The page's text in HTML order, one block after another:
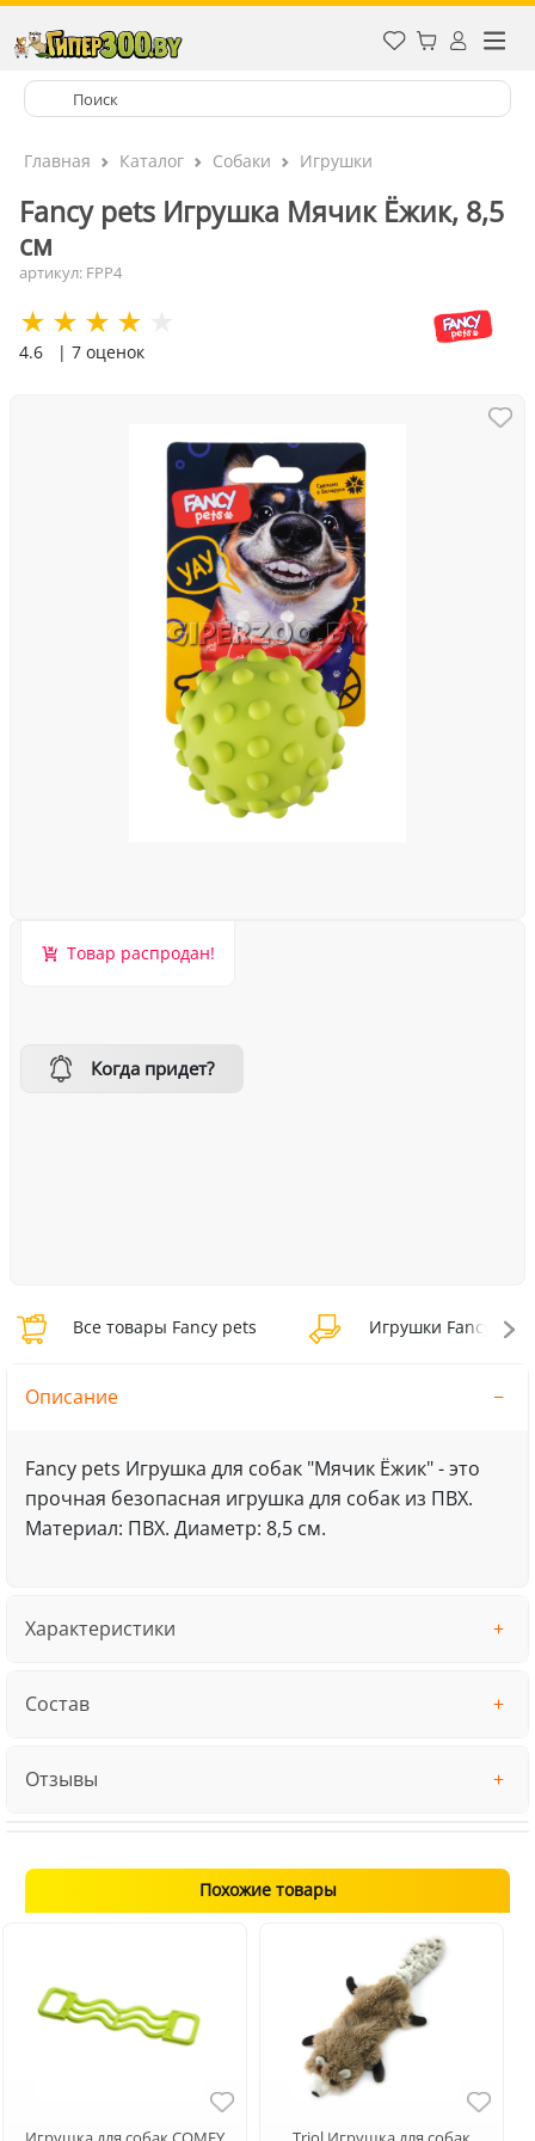
Главная Каталог Собаки Игрушки
Fancy pets Игрушка Мячик Ёжик, 8,5
см
артикул: FPP4
4.6 | 7 оценок
Товар распродан!
Когда придет?
Все товары Fancy pets Игрушки Fancy pets
Описание
Fancy pets Игрушка для собак "Мячик Ёжик" - это
прочная безопасная игрушка для собак из ПВХ.
Материал: ПВХ. Диаметр: 8,5 см.
Характеристики
Состав
Отзывы
Похожие товары